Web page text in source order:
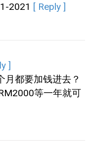
2021
[ Reply ]
[ Reply ]
月都要加钱进去？
等一年就可